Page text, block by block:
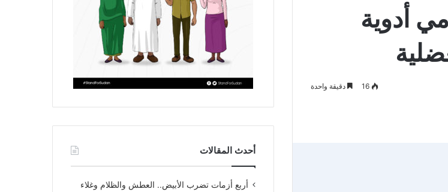
أدوية
16 دقيقة واحدة
أحدث المقالات
أربع أزمات تضرب الأبيض.. العطش والظلام وغلاء